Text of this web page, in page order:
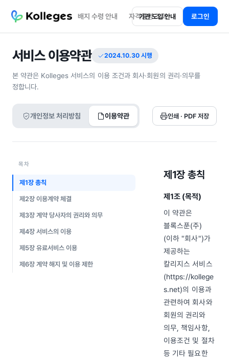
배지 수령 안내 자격증명 조회
기관 도입 안내 로그인
서비스 이용약관 2024.10.30 시행
본 약관은 Kolleges 서비스의 이용 조건과 회사·회원의 권리·의무를
정합니다.
개인정보 처리방침 이용약관 인쇄 · PDF 저장
목차
제1장 총칙
제2장 이용계약 체결
제3장 계약 당사자의 권리와 의무
제4장 서비스의 이용
제5장 유료서비스 이용
제6장 계약 해지 및 이용 제한
제1장 총칙
제1조 (목적)
이 약관은
블록스푼(주)
(이하 "회사")가
제공하는
칼리지스 서비스
(https://kollege
s.net)의 이용과
관련하여 회사와
회원의 권리와
의무, 책임사항,
이용조건 및 절차
등 기타 필요한